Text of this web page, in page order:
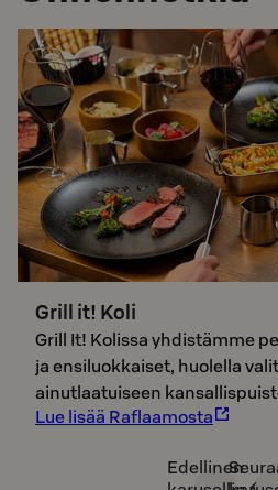
Grill it! Koli
Grill It! Kolissa yhdistämme
ja ensiluokkaiset, huolella
ainutlaatuiseen
Lue lisää Raflaamosta
Edellinen